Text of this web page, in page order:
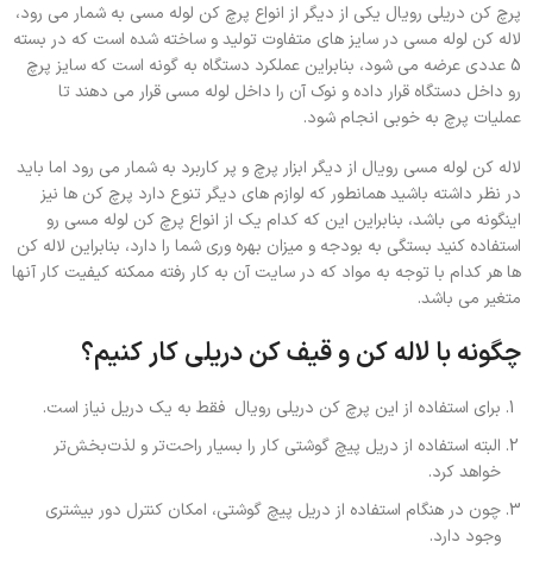
پرچ کن دریلی رویال یکی از دیگر از انواع پرچ کن لوله مسی به شمار می رود،
لاله کن لوله مسی در سایز های متفاوت تولید و ساخته شده است که در بسته
5 عددی عرضه می شود، بنابراین عملکرد دستگاه به گونه است که سایز پرچ
رو داخل دستگاه قرار داده و نوک آن را داخل لوله مسی قرار می دهند تا
عملیات پرچ به خوبی انجام شود.
لاله کن لوله مسی رویال از دیگر ابزار پرچ و پر کاربرد به شمار می رود اما باید
در نظر داشته باشید همانطور که لوازم های دیگر تنوع دارد پرچ کن ها نیز
اینگونه می باشد، بنابراین این که کدام یک از انواع پرچ کن لوله مسی رو
استفاده کنید بستگی به بودجه و میزان بهره وری شما را دارد، بنابراین لاله کن
ها هر کدام با توجه به مواد که در سایت آن به کار رفته ممکنه کیفیت کار آنها
متغیر می باشد.
چگونه با ‌لاله‌ کن‌ و قیف‌ کن دریلی کار کنیم؟
برای استفاده از این پرچ کن دریلی رویال فقط به یک دریل نیاز است.
البته استفاده از دریل پیچ گوشتی کار را بسیار راحت‌تر و لذت‌بخش‌تر
خواهد کرد.
چون در هنگام استفاده از دریل پیچ گوشتی، امکان کنترل دور بیشتری
وجود دارد.